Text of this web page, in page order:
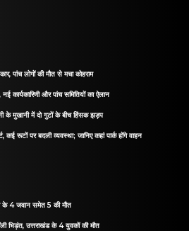
पांच लोगों की मौत से मचा कोहराम
कार्यकारिणी और पांच समितियों का ऐलान
के मुखानी में दो गुटों के बीच हिंसक झड़प
रूटों पर बदली व्यवस्था; जानिए कहां पार्क होंगे वाहन
के 4 जवान समेत 5 की मौत
भिड़ंत, उत्तराखंड के 4 युवकों की मौत